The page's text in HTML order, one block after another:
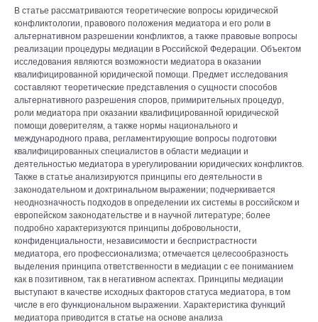
В статье рассматриваются теоретические вопросы юридической
конфликтологии, правового положения медиатора и его роли в
альтернативном разрешении конфликтов, а также правовые вопросы
реализации процедуры медиации в Российской Федерации. Объектом
исследования являются возможности медиатора в оказании
квалифицированной юридической помощи. Предмет исследования
составляют теоретические представления о сущности способов
альтернативного разрешения споров, примирительных процедур,
роли медиатора при оказании квалифицированной юридической
помощи доверителям, а также нормы национального и
международного права, регламентирующие вопросы подготовки
квалифицированных специалистов в области медиации и
деятельностью медиатора в урегулировании юридических конфликтов.
Также в статье анализируются принципы его деятельности в
законодательном и доктринальном выражении; подчеркивается
неоднозначность подходов в определении их системы в российском и
европейском законодательстве и в научной литературе; более
подробно характеризуются принципы добровольности,
конфиденциальности, независимости и беспристрастности
медиатора, его профессионализма; отмечается целесообразность
выделения принципа ответственности в медиации с ее пониманием
как в позитивном, так в негативном аспектах. Принципы медиации
выступают в качестве исходных факторов статуса медиатора, в том
числе в его функциональном выражении. Характеристика функций
медиатора приводится в статье на основе анализа